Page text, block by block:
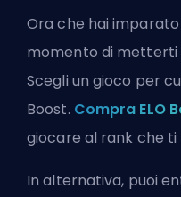
Ora che hai imparato
momento di metterti
Scegli un gioco per
Boost. Compra ELO
giocare al rank che ti
In alternativa, puoi